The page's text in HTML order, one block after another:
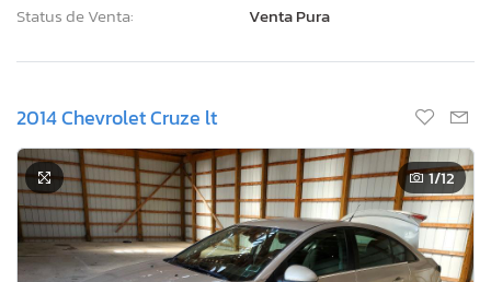
Status de Venta:
Venta Pura
2014 Chevrolet Cruze lt
1/12